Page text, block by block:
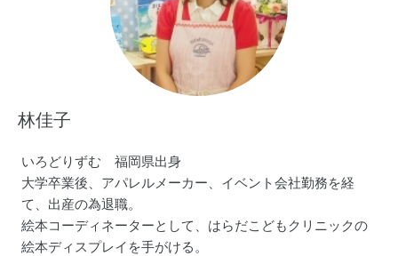
KITCHENに通い、色々な事を学びました。
楽しくゆったりとした気分で通って頂けたら嬉しいです。
作る楽しさ、おいしいと思ってもらえる喜びを皆様に実感
色々な方々と出会い、作る事の楽しさを共有することが私
【ブログ】http://ameblo.jp/mano-m/
林佳子
いろどりずむ 福岡県出身
大学卒業後、アパレルメーカー、イベント会社勤務を経
て、出産の為退職。
絵本コーディネーターとして、はらだこどもクリニックの
絵本ディスプレイを手がける。